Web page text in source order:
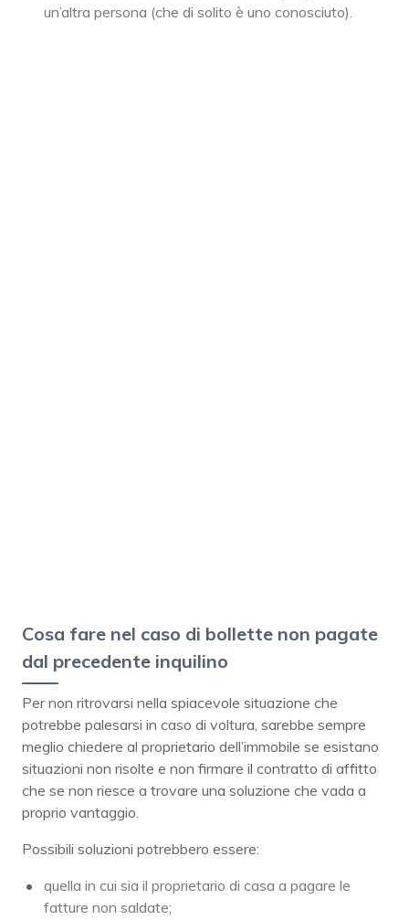
un’altra persona (che di solito è uno conosciuto).
Cosa fare nel caso di bollette non pagate
dal precedente inquilino
Per non ritrovarsi nella spiacevole situazione che
potrebbe palesarsi in caso di voltura, sarebbe sempre
meglio chiedere al proprietario dell’immobile se esistano
situazioni non risolte e non firmare il contratto di affitto
che se non riesce a trovare una soluzione che vada a
proprio vantaggio.
Possibili soluzioni potrebbero essere:
quella in cui sia il proprietario di casa a pagare le
fatture non saldate;